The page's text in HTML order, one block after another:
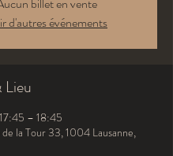
d'autres événements
Lieu
– 18:45
de la Tour 33, 1004 Lausanne,